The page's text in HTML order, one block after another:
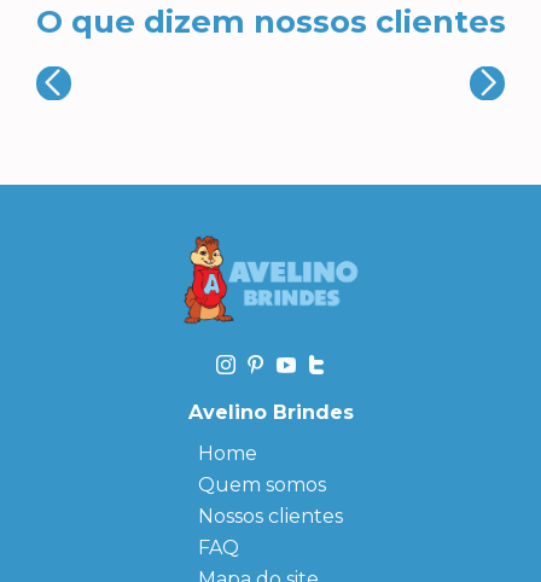
O que dizem nossos clientes
Avelino Brindes
Home
Quem somos
Nossos clientes
FAQ